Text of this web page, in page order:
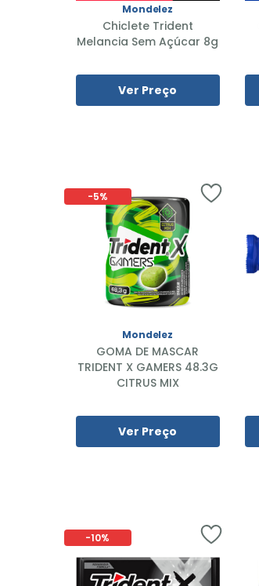
Mondelez
Chiclete Trident
Melancia Sem Açúcar 8g
Ver Preço
-5%
Mondelez
GOMA DE MASCAR
TRIDENT X GAMERS 48.3G
CITRUS MIX
Ver Preço
-10%